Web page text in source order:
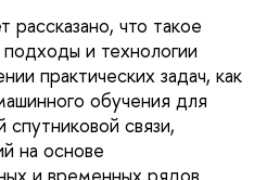
рассказано, что такое
и технологии
практических задач, как
обучения для
связи,
на основе